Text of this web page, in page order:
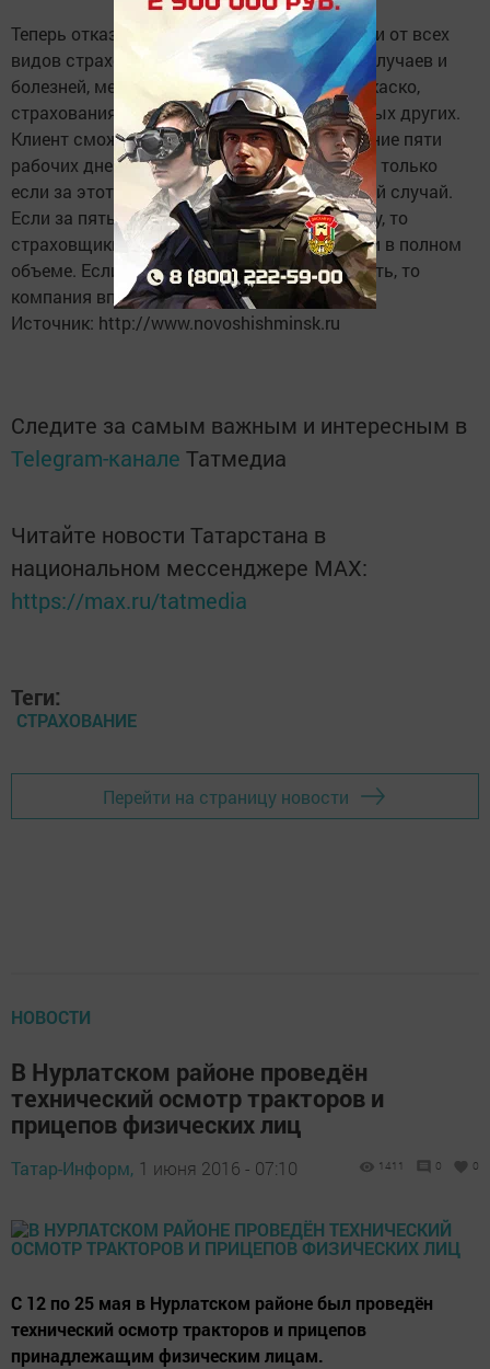
Теперь отказаться можно будет практически от всех
видов страхования: жизни, от несчастных случаев и
болезней, медицинского страхования, автокаско,
страхования финансовых рисков и некоторых других.
Клиент сможет расторгнуть договор в течение пяти
рабочих дней с момента его заключения, но только
если за этот период не произошел страховой случай.
Если за пять дней договор не вступил в силу, то
страховщики будут обязаны вернуть деньги в полном
объеме. Если же документ начал действовать, то
компания вправе удержать часть денег.
Источник: http://www.novoshishminsk.ru
Следите за самым важным и интересным в
Telegram-канале Татмедиа
Читайте новости Татарстана в
национальном мессенджере MАХ:
https://max.ru/tatmedia
Теги:
СТРАХОВАНИЕ
Перейти на страницу новости
НОВОСТИ
В Нурлатском районе проведён
технический осмотр тракторов и
прицепов физических лиц
Татар-Информ, 1 июня 2016 - 07:10 1411 0 0
С 12 по 25 мая в Нурлатском районе был проведён
технический осмотр тракторов и прицепов
принадлежащим физическим лицам.